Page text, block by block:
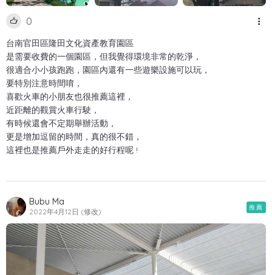
0
台南官田區隆田文化資產教育園區
是需要收費的一個園區，但我覺得環境非常的乾淨，
很適合小小孩跑跑，園區內還有一些遊樂設施可以玩，
要特別注意時間唷，
喜歡火車的小朋友也很推薦這裡，
近距離的觀賞火車行駛，
有時候還會不定期舉辦活動，
更是增加逗留的時間，真的很不錯，
這裡也是推薦戶外走走的好行程呢 !
Bubu Ma
2022年4月12日 (修改) 推薦